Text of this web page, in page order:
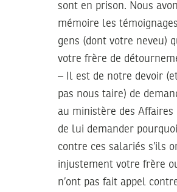
sont en prison. Nous
mémoire les
gens (dont votre neveu)
votre frère de
– Il est de notre devoir
pas nous taire) de
au ministère des
de lui demander
contre ces salariés s’ils
injustement votre frère
n’ont pas fait appel